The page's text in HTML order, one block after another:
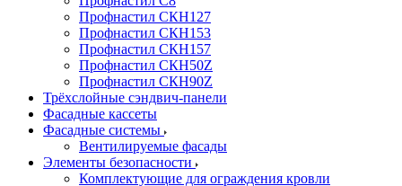
Профнастил СКН127
Профнастил СКН153
Профнастил СКН157
Профнастил СКН50Z
Профнастил СКН90Z
Трёхслойные сэндвич-панели
Фасадные кассеты
Фасадные системы
Вентилируемые фасады
Элементы безопасности
Комплектующие для ограждения кровли